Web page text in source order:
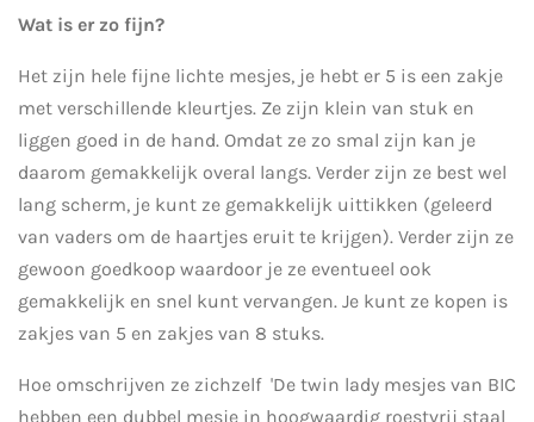
Wat is er zo fijn?
Het zijn hele fijne lichte mesjes, je hebt er 5 is een zakje
met verschillende kleurtjes. Ze zijn klein van stuk en
liggen goed in de hand. Omdat ze zo smal zijn kan je
daarom gemakkelijk overal langs. Verder zijn ze best wel
lang scherm, je kunt ze gemakkelijk uittikken (geleerd
van vaders om de haartjes eruit te krijgen). Verder zijn ze
gewoon goedkoop waardoor je ze eventueel ook
gemakkelijk en snel kunt vervangen. Je kunt ze kopen is
zakjes van 5 en zakjes van 8 stuks.
Hoe omschrijven ze zichzelf 'De twin lady mesjes van BIC
hebben een dubbel mesje in hoogwaardig roestvrij staal